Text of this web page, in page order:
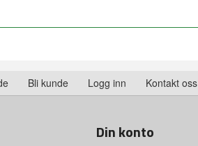
Bli kunde Logg inn Kontakt oss
Din konto